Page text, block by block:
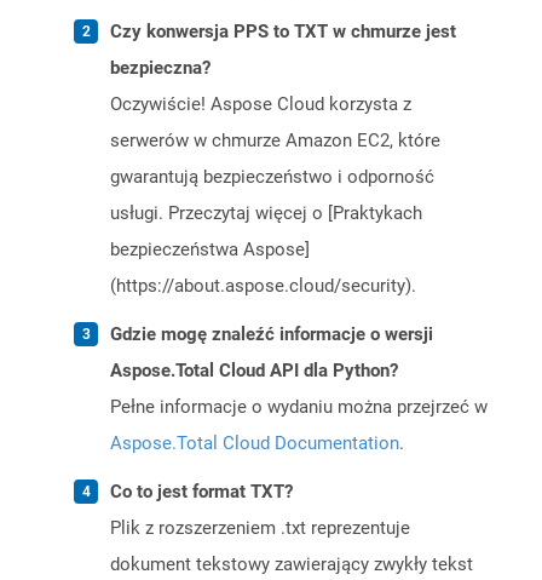
Czy konwersja PPS to TXT w chmurze jest
bezpieczna?
Oczywiście! Aspose Cloud korzysta z
serwerów w chmurze Amazon EC2, które
gwarantują bezpieczeństwo i odporność
usługi. Przeczytaj więcej o [Praktykach
bezpieczeństwa Aspose]
(https://about.aspose.cloud/security).
Gdzie mogę znaleźć informacje o wersji
Aspose.Total Cloud API dla Python?
Pełne informacje o wydaniu można przejrzeć w
Aspose.Total Cloud Documentation.
Co to jest format TXT?
Plik z rozszerzeniem .txt reprezentuje
dokument tekstowy zawierający zwykły tekst